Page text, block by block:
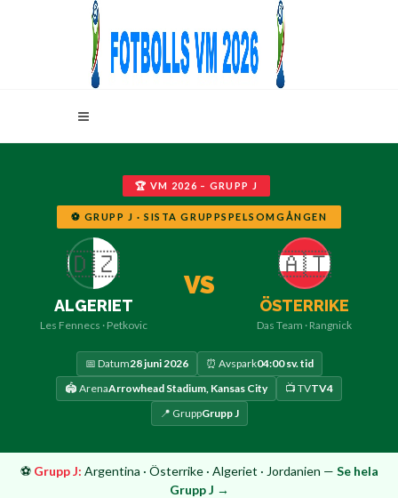
🏆 VM 2026 – GRUPP J
⚽ GRUPP J · SISTA GRUPPSPELSOMGÅNGEN
🇩🇿
ALGERIET
Les Fennecs · Petkovic
VS
🇦🇹
ÖSTERRIKE
Das Team · Rangnick
📅 Datum28 juni 2026 ⏰ Avspark04:00 sv. tid
🏟️ ArenaArrowhead Stadium, Kansas City 📺 TVTV4
📍 GruppGrupp J
⚽ Grupp J: Argentina · Österrike · Algeriet · Jordanien — Se hela
Grupp J →